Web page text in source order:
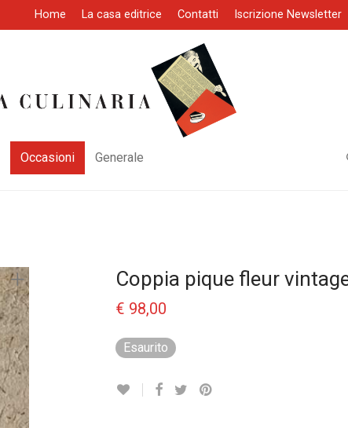
Home La casa editrice Contatti Iscrizione Newsletter
Occasioni Generale
Coppia pique fleur
€ 98,00
Esaurito